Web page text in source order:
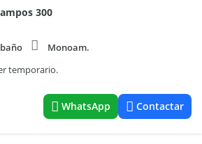
300
Monoam.
temporario.
WhatsApp Contactar